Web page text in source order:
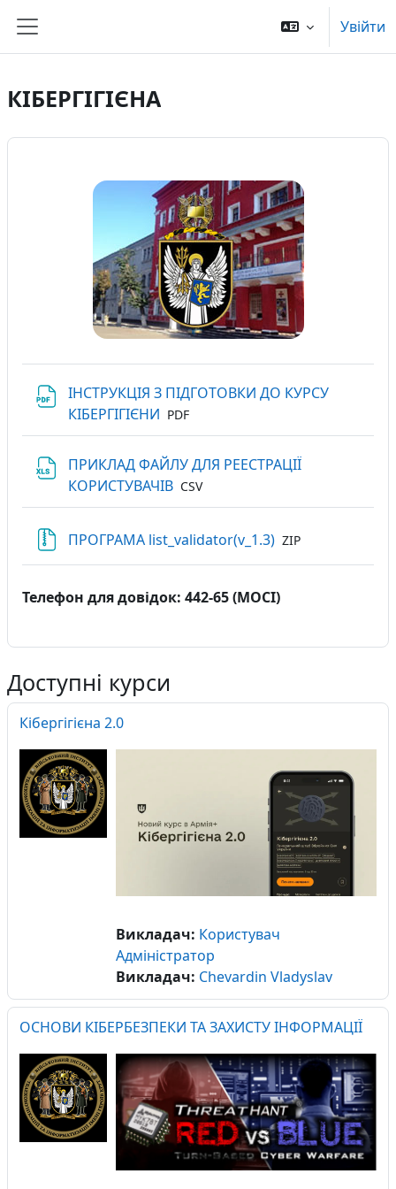
Бокова панель
Увійти
КІБЕРГІГІЄНА
ІНСТРУКЦІЯ З ПІДГОТОВКИ ДО КУРСУ
КІБЕРГІГІЄНИ Файл
PDF
ПРИКЛАД ФАЙЛУ ДЛЯ РЕЕСТРАЦІЇ
КОРИСТУВАЧІВ CSV
ПРОГРАМА list_validator(v_1.3) Файл
ZIP
Телефон для довідок: 442-65 (МОСІ)
Доступні курси
Кібергігієна 2.0
Викладач: Користувач
Адміністратор
Викладач: Сhevardin Vladyslav
ОСНОВИ КІБЕРБЕЗПЕКИ ТА ЗАХИСТУ ІНФОРМАЦІЇ